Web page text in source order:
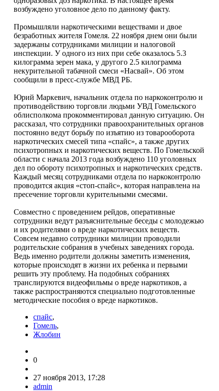
возбуждено уголовное дело по данному факту.
Промышляли наркотическими веществами и двое
безработных жителя Гомеля. 22 ноября днем они были
задержаны сотрудниками милиции и налоговой
инспекции. У одного из них при себе оказалось 5.3
килограмма зерен мака, у другого 2.5 килограмма
некурительной табачной смеси «Насвай». Об этом
сообщили в пресс-службе МВД РБ.
Юрий Маркевич, начальник отдела по наркоконтролю и
противодействию торговли людьми УВД Гомельского
облисполкома прокомментировал данную ситуацию. Он
рассказал, что сотрудники правоохранительных органов
постоянно ведут борьбу по изъятию из товарооборота
наркотических смесей типа «спайс», а также других
психотропных и наркотических веществ. По Гомельской
области с начала 2013 года возбуждено 110 уголовных
дел по обороту психотропных и наркотических средств.
Каждый месяц сотрудниками отдела по наркоконтролю
проводится акция «стоп-спайс», которая направлена на
пресечение торговли курительными смесями.
Совместно с проведением рейдов, оперативные
сотрудники ведут разъяснительные беседы с молодежью
и их родителями о вреде наркотических веществ.
Совсем недавно сотрудники милиции проводили
родительские собрания в учебных заведениях города.
Ведь именно родители должны заметить изменения,
которые происходят в жизни их ребенка и первыми
решить эту проблему. На подобных собраниях
транслируются видеофильмы о вреде наркотиков, а
также распространяются специально подготовленные
методические пособия о вреде наркотиков.
спайс,
Гомель,
Жлобин
0
27 ноября 2013, 17:28
admin